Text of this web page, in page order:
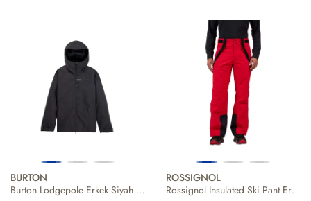
BURTON
Burton Lodgepole Erkek Siyah Snowboard Ceketi
ROSSIGNOL
Rossignol Insulated Ski Pant Erkek Kayak Pantolonu